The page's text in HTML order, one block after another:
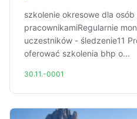
szkolenie okresowe dla
pracownikamiRegularnie
uczestników - śledzenie11
oferować szkolenia bhp o...
30.11.-0001